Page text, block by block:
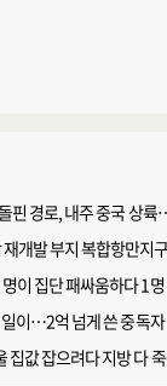
핀 경로, 내주 중국 상
개발 부지 복합항만지
이 집단 패싸움하다 1
이…2억 넘게 쓴 중독
집값 잡으려다 지방 다